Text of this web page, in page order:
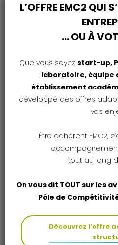
Nantes, lieu à venir
Mardi 29 septembre
RDV des appels à
En ligne
Jeudi 1 octobre 2026 |
En ligne
L’OFFRE EMC2 QUI
… OU À
Que vous soyez start-up,
laboratoire, équipe
établissement
développé des offres
vos
Être adhérent EMC2,
tout au long
On vous dit TOUT sur les
Pôle de
Découvrez l’offre